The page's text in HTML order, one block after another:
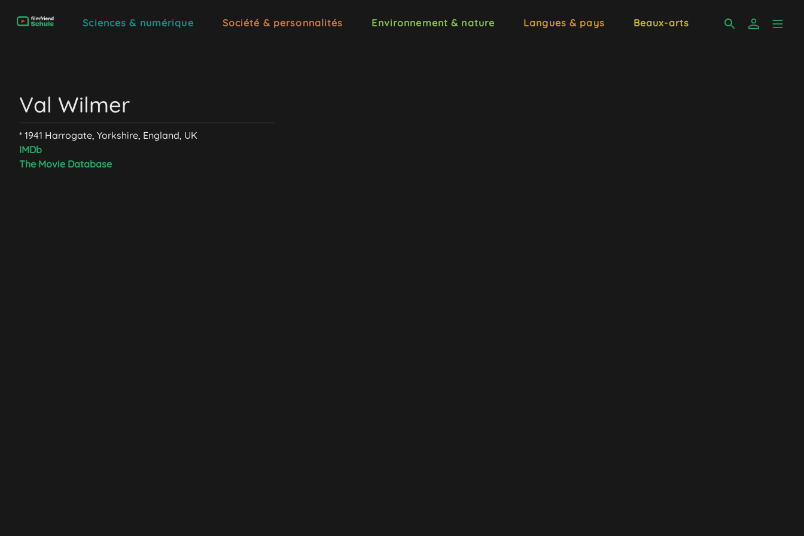
Sciences & numérique Société & personnalités Environnement & nature Langues & pays Beaux-arts
Val Wilmer
* 1941 Harrogate, Yorkshire, England, UK
IMDb
The Movie Database